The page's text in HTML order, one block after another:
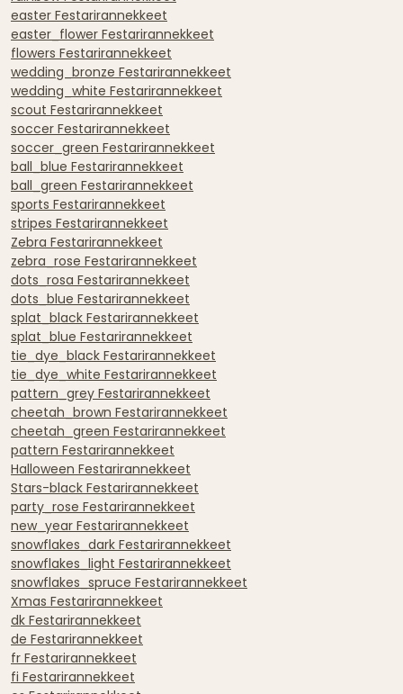
easter Festarirannekkeet
easter_flower Festarirannekkeet
flowers Festarirannekkeet
wedding_bronze Festarirannekkeet
wedding_white Festarirannekkeet
scout Festarirannekkeet
soccer Festarirannekkeet
soccer_green Festarirannekkeet
ball_blue Festarirannekkeet
ball_green Festarirannekkeet
sports Festarirannekkeet
stripes Festarirannekkeet
Zebra Festarirannekkeet
zebra_rose Festarirannekkeet
dots_rosa Festarirannekkeet
dots_blue Festarirannekkeet
splat_black Festarirannekkeet
splat_blue Festarirannekkeet
tie_dye_black Festarirannekkeet
tie_dye_white Festarirannekkeet
pattern_grey Festarirannekkeet
cheetah_brown Festarirannekkeet
cheetah_green Festarirannekkeet
pattern Festarirannekkeet
Halloween Festarirannekkeet
Stars-black Festarirannekkeet
party_rose Festarirannekkeet
new_year Festarirannekkeet
snowflakes_dark Festarirannekkeet
snowflakes_light Festarirannekkeet
snowflakes_spruce Festarirannekkeet
Xmas Festarirannekkeet
dk Festarirannekkeet
de Festarirannekkeet
fr Festarirannekkeet
fi Festarirannekkeet